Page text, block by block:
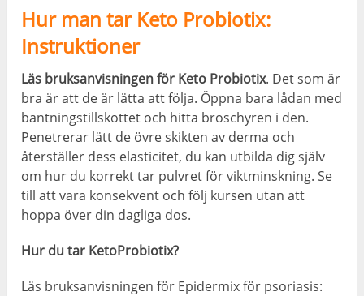
Hur man tar Keto Probiotix:
Instruktioner
Läs bruksanvisningen för Keto Probiotix. Det som är
bra är att de är lätta att följa. Öppna bara lådan med
bantningstillskottet och hitta broschyren i den.
Penetrerar lätt de övre skikten av derma och
återställer dess elasticitet, du kan utbilda dig själv
om hur du korrekt tar pulvret för viktminskning. Se
till att vara konsekvent och följ kursen utan att
hoppa över din dagliga dos.
Hur du tar KetoProbiotix?
Läs bruksanvisningen för Epidermix för psoriasis: